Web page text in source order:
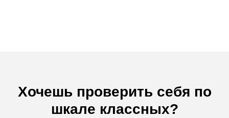
Хочешь проверить себя по
шкале классных?